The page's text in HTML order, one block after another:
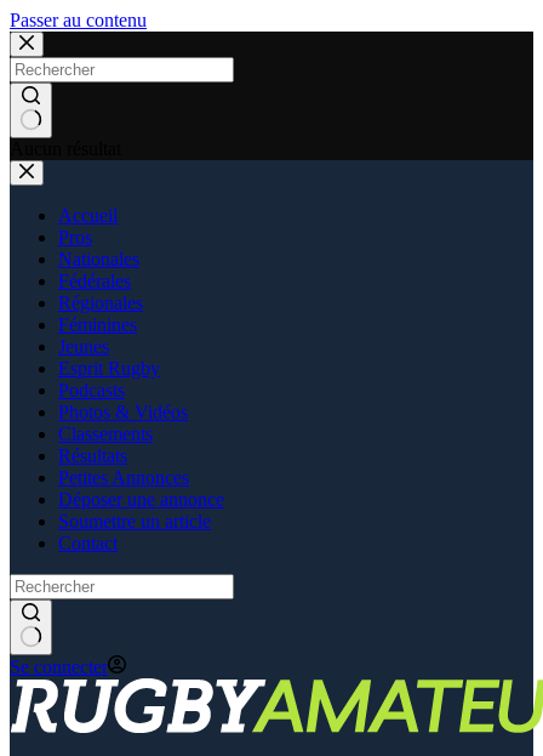
Passer au contenu
Accueil
Pros
Nationales
Fédérales
Régionales
Féminines
Jeunes
Esprit Rugby
Podcasts
Photos & Vidéos
Classements
Résultats
Petites Annonces
Déposer une annonce
Soumettre un article
Contact
Se connecter